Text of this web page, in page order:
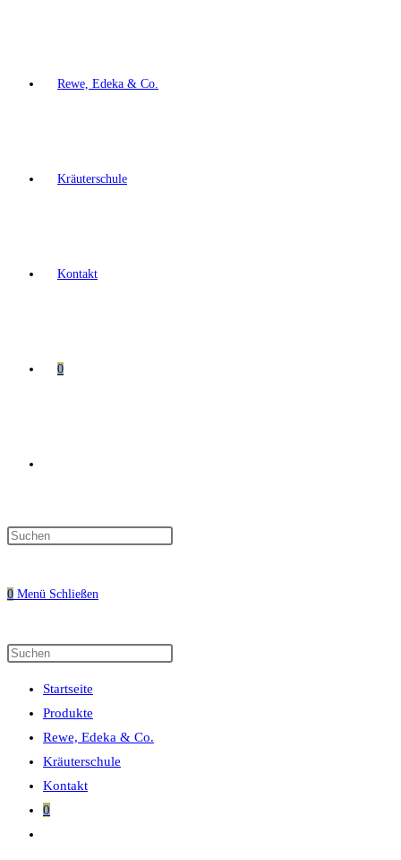
Rewe, Edeka & Co.
Kräuterschule
Kontakt
0
search
0 Menü Schließen
Diese
durchsuchen
Startseite
Produkte
Rewe, Edeka & Co.
Kräuterschule
Kontakt
0